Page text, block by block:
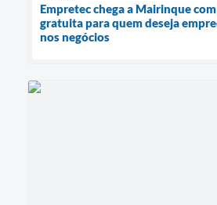
Empretec chega a Mairinque
gratuita para quem deseja
nos negócios